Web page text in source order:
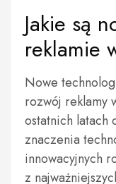
Jakie są
reklamie
Nowe
rozwój reklamy
ostatnich latach
znaczenia
innowacyjnych
z